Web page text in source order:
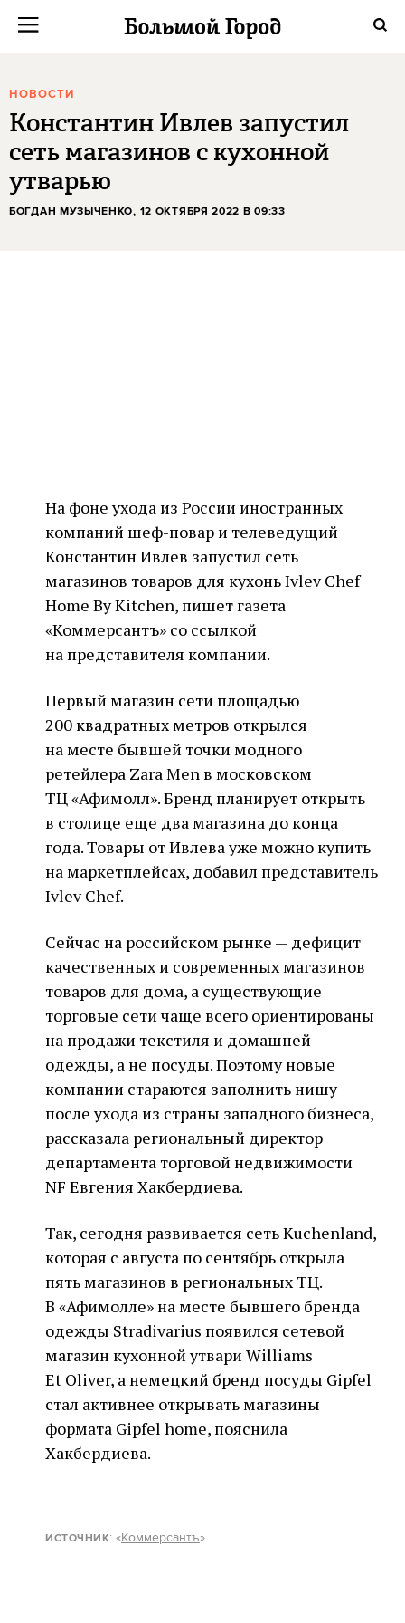
НОВОСТИ
Константин Ивлев запустил
сеть магазинов с кухонной
утварью
БОГДАН МУЗЫЧЕНКО, 12 ОКТЯБРЯ 2022 В 09:33
На фоне ухода из России иностранных
компаний шеф-повар и телеведущий
Константин Ивлев запустил сеть
магазинов товаров для кухонь Ivlev Chef
Home By Kitchen, пишет газета
«Коммерсантъ» со ссылкой
на представителя компании.
Первый магазин сети площадью
200 квадратных метров открылся
на месте бывшей точки модного
ретейлера Zara Men в московском
ТЦ «Афимолл». Бренд планирует открыть
в столице еще два магазина до конца
года. Товары от Ивлева уже можно купить
намаркетплейсах, добавил представитель
Ivlev Chef.
Сейчас на российском рынке — дефицит
качественных и современных магазинов
товаров для дома, а существующие
торговые сети чаще всего ориентированы
на продажи текстиля и домашней
одежды, а не посуды. Поэтому новые
компании стараются заполнить нишу
после ухода из страны западного бизнеса,
рассказала региональный директор
департамента торговой недвижимости
NF Евгения Хакбердиева.
Так, сегодня развивается сеть Kuchenland,
которая с августа по сентябрь открыла
пять магазинов в региональных ТЦ.
В «Афимолле» на месте бывшего бренда
одежды Stradivarius появился сетевой
магазин кухонной утвари Williams
Et Oliver, а немецкий бренд посуды Gipfel
стал активнее открывать магазины
формата Gipfel home, пояснила
Хакбердиева.
ИСТОЧНИК: «Коммерсантъ»